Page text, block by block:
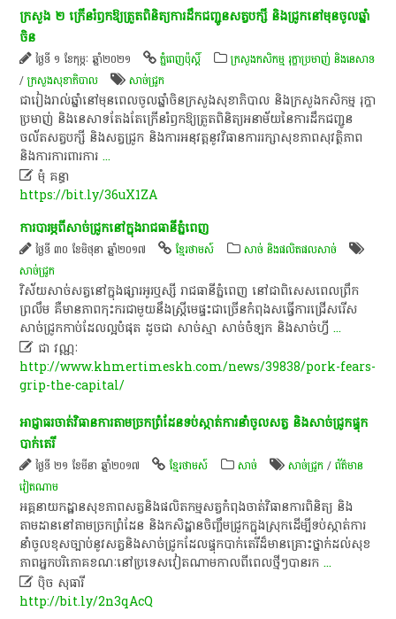
ក្រសួង​ ២​ ក្រើនរំឭក​ឱ្យ​ត្រួតពិនិត្យ​ការ​ដឹក​ជញ្ជូន​សត្វ​បក្សី​ និង​ជ្រូក​នៅ​មុន​ចូល​ឆ្នាំ​
ចិន
ថ្ងៃទី ១ ខែកុម្ភៈ ឆ្នាំ២០២១ ភ្នំពេញប៉ុស្តិ៍
ក្រសួងកសិកម្ម រុក្ខាប្រមាញ់ និងនេសាទ
/ក្រសួងសុខាភិបាល សាច់​ជ្រូក
​ជា​រៀង​រាល់​ឆ្នាំ​នៅ​មុន​ពេល​ចូល​ឆ្នាំ​ចិន​ក្រសួងសុខាភិបាល​ និង​ក្រសួងកសិកម្ម​ រុក្ខា​
ប្រមាញ់​ និង​នេសាទ​តែងតែ​ក្រើនរំឭក​ឱ្យ​ត្រួតពិនិត្យ​អនាម័យ​នៃ​ការ​ដឹក​ជញ្ជូន​
ចល័ត​សត្វ​បក្សី​ និង​សត្វ​ជ្រូក​ និង​ការ​អនុវត្ត​នូវ​វិធានការ​រក្សា​សុខភាព​សុវត្ថិភាព​
និង​ការ​ការពារ​ការ...
 មុំ គន្ធា
https://bit.ly/36uX1ZA
ការ​បារម្ភ​ពី​សាច់​ជ្រូក​នៅ​ក្នុង​រាជធានី​ភ្នំពេញ​
ថ្ងៃទី ៣០ ខែមិថុនា ឆ្នាំ២០១៧ ខ្មែរថាមស៍
សាច់ និងផលិតផលសាច់
សាច់​ជ្រូក
​វិស័យ​សាច់សត្វ​នៅ​ក្នុង​ផ្សារ​អូរ​ឬ​ស្សី​ រាជធានី​ភ្នំពេញ​ នៅ​ជា​ពិសេស​ពេល​ព្រឹក​
ព្រលឹម​ គឺ​មាន​ភាព​កុះករ​ជាមួយនឹង​ស្ត្រី​មេផ្ទះ​ជា​ច្រើន​កំពុង​ស​ធ្វើការ​ជ្រើសរើស​
សាច់​ជ្រូក​កាប់​ដែល​ល្អ​បំផុត​ ដូច​ជា​ សាច់​ស្មា​ សាច់​ចំឡក​ និង​សាច់​ហ្វី...
 ជា វណ្ណៈ
http://www.khmertimeskh.com/news/39838/pork-fears-
grip-the-capital/
អាជ្ញាធរ​​ចាត់​វិធាន​ការតាម​ច្រក​ព្រំដែន​ទប់ស្កាត់​ការ​នាំចូល​សត្វ និង​សាច់​ជ្រូក​ផ្ទុក​
បាក់តេរី​
ថ្ងៃទី ២១ ខែមីនា ឆ្នាំ២០១៧ ខ្មែរថាមស៍ សាច់ សាច់​ជ្រូក /ព័ត៌មាន​
វៀតណាម
អគ្គនាយកដ្ឋាន​សុខភាព​សត្វនិង​ផលិតកម្ម​សត្វកំពុង​ចាត់​វិធាន​ការ​ពិនិត្យ និង​
តាមដាន​នៅ​តាម​ច្រក​ព្រំដែន និង​កសិដ្ឋាន​ចិញ្ចឹម​ជ្រូក​ក្នុង​ស្រុកដើម្បី​ទប់ស្កាត់​ការ​
នាំចូល​ខុស​ច្បាប់​នូវ​សត្វនិង​សាច់​ជ្រូកដែល​ផ្ទុក​បាក់តេរី​ដ៏​មាន​គ្រោះថ្នាក់​ដល់​សុខ
ភាព​អ្នក​បរិភោគខណៈ​នៅ​ប្រទេស​វៀតណាមកាល​ពី​ពេល​ថ្មីៗ​បាន​រក...
 ប៉ិច សុធារី
http://bit.ly/2n3qAcQ